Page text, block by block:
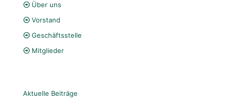
Über uns
Vorstand
Geschäftsstelle
Mitglieder
Aktuelle Beiträge